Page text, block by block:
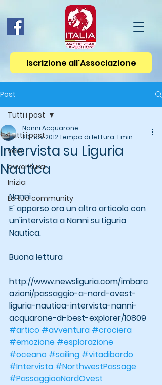
Iscrizione all'Associazione
Post
Tutti i post
vela
avventura
Inizia
La tua community
Tutti i post
Intervista su Liguria
Nautica
Nanni Acquarone
20 nov 2012Tempo di lettura: 1 min
Nanni
E' apparso ora un altro articolo con
un'intervista a Nanni su Liguria
Nautica.
Buona lettura
http://www.newsliguria.com/imbarc
azioni/passaggio-a-nord-ovest-
liguria-nautica-intervista-nanni-
acquarone-di-best-explorer/10809
#artico #avventura #crociera
#emozione #esplorazione
#oceano #sailing #vitadibordo
#Intervista #NorthwestPassage
#PassaggioaNordOvest